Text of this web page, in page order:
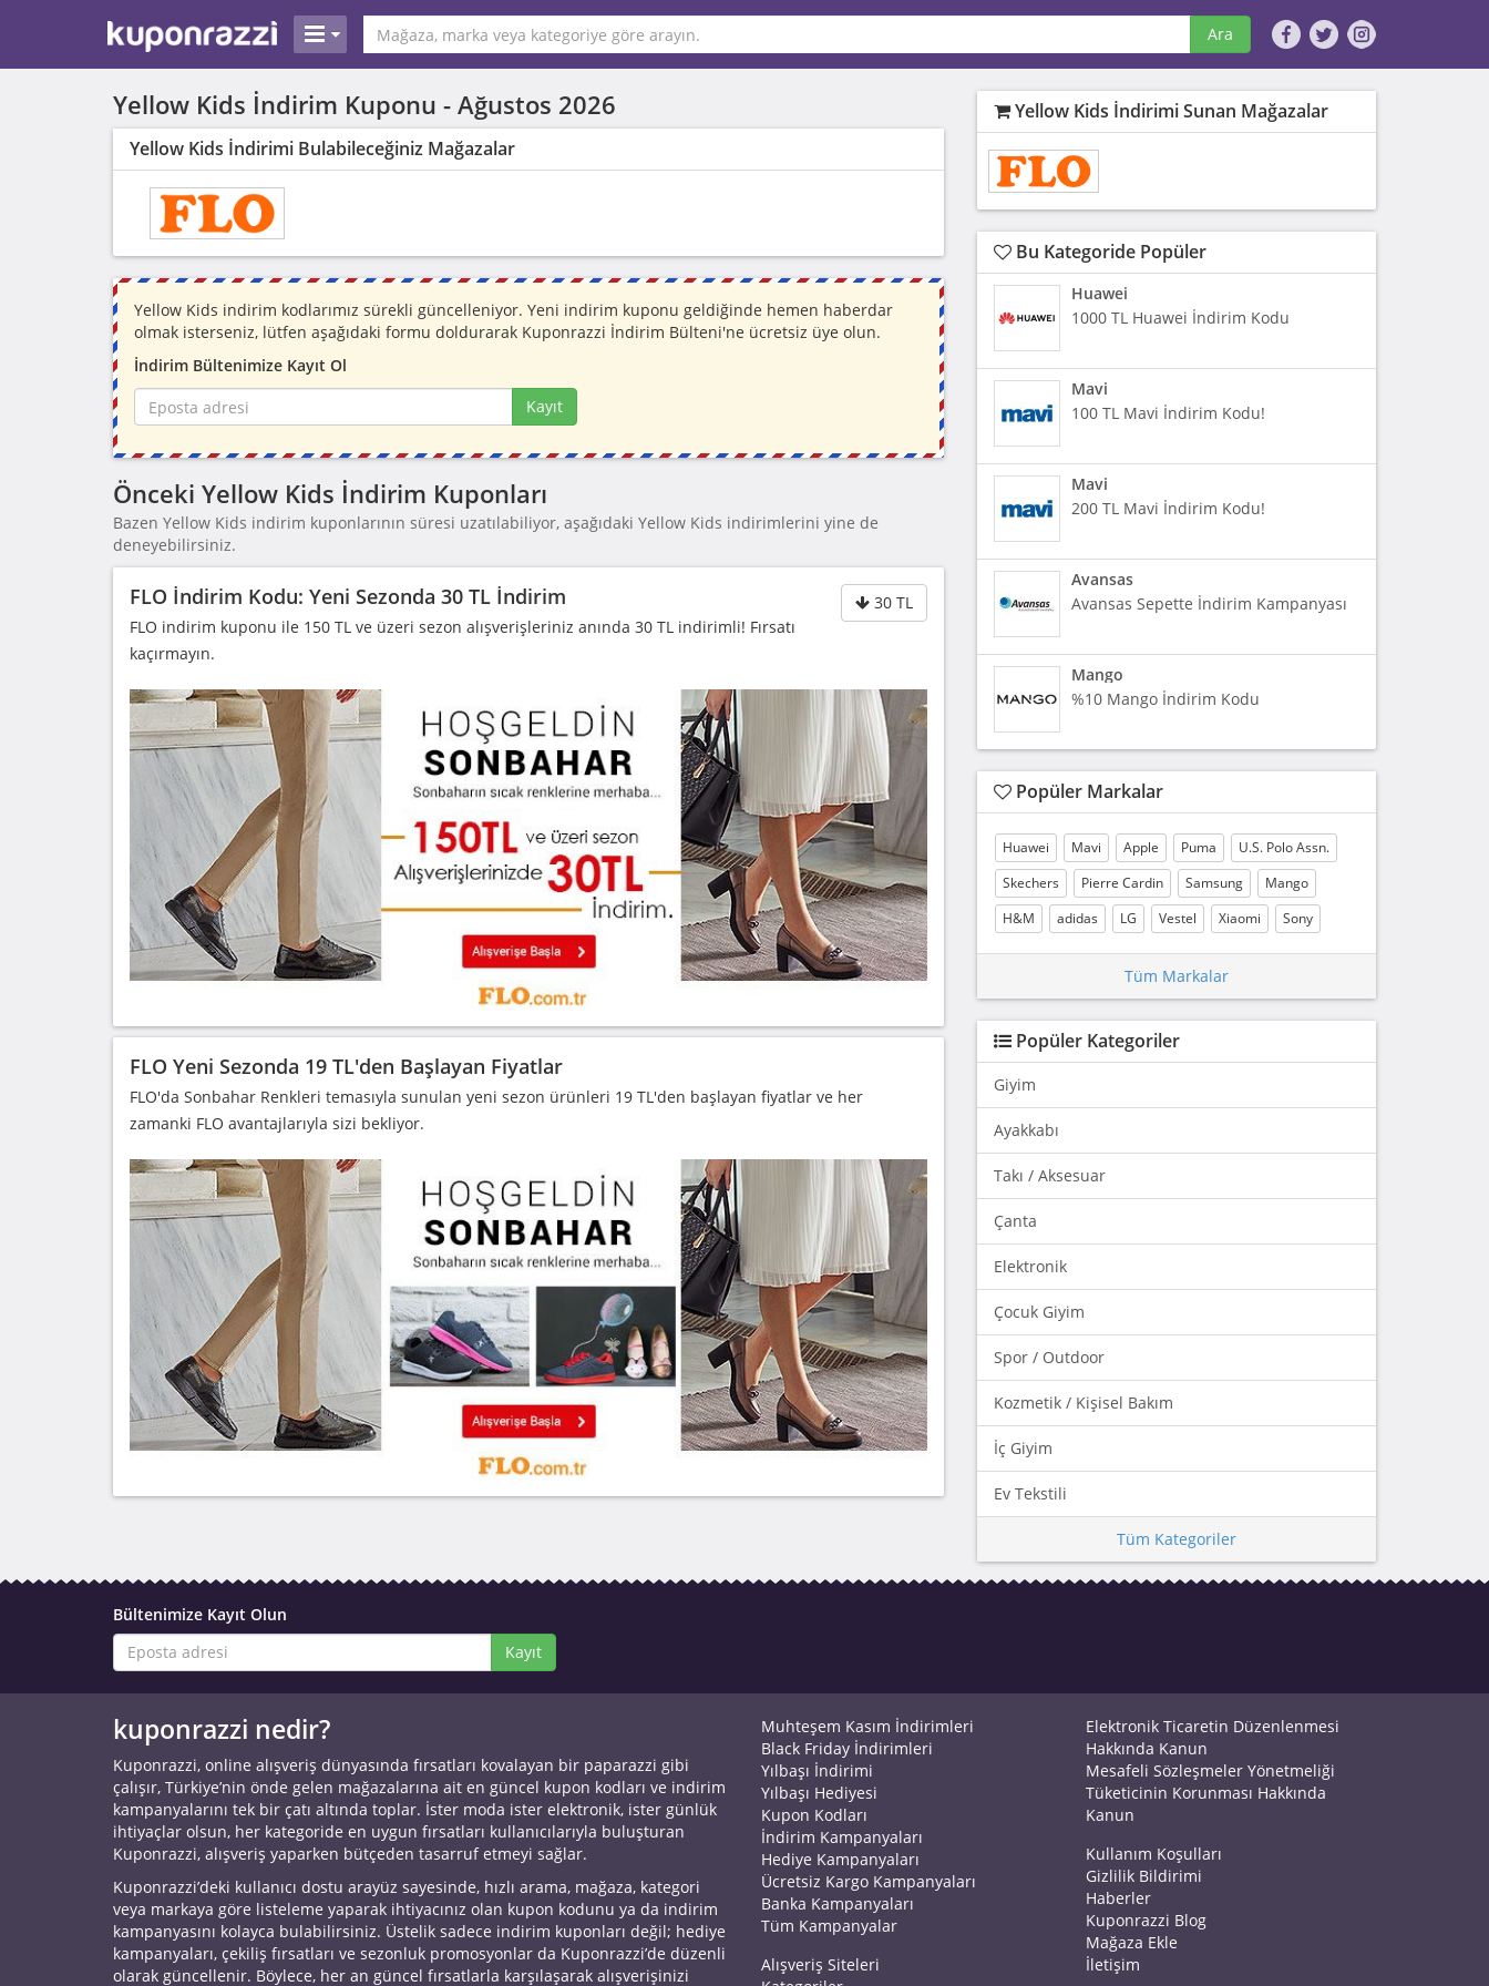
Ara
Yellow Kids İndirim Kuponu - Ağustos 2026
Yellow Kids İndirimi Bulabileceğiniz Mağazalar
Yellow Kids indirim kodlarımız sürekli güncelleniyor. Yeni indirim kuponu geldiğinde hemen haberdar
olmak isterseniz, lütfen aşağıdaki formu doldurarak Kuponrazzi İndirim Bülteni'ne ücretsiz üye olun.
İndirim Bültenimize Kayıt Ol
Kayıt
Önceki Yellow Kids İndirim Kuponları
Bazen Yellow Kids indirim kuponlarının süresi uzatılabiliyor, aşağıdaki Yellow Kids indirimlerini yine de
deneyebilirsiniz.
30 TL
FLO İndirim Kodu: Yeni Sezonda 30 TL İndirim
FLO indirim kuponu ile 150 TL ve üzeri sezon alışverişleriniz anında 30 TL indirimli! Fırsatı
kaçırmayın.
FLO Yeni Sezonda 19 TL'den Başlayan Fiyatlar
FLO'da Sonbahar Renkleri temasıyla sunulan yeni sezon ürünleri 19 TL'den başlayan fiyatlar ve her
zamanki FLO avantajlarıyla sizi bekliyor.
Yellow Kids İndirimi Sunan Mağazalar
Bu Kategoride Popüler
Huawei
1000 TL Huawei İndirim Kodu
Mavi
100 TL Mavi İndirim Kodu!
Mavi
200 TL Mavi İndirim Kodu!
Avansas
Avansas Sepette İndirim Kampanyası
Mango
%10 Mango İndirim Kodu
Popüler Markalar
Huawei Mavi Apple Puma
U.S. Polo Assn.
Skechers
Pierre Cardin Samsung
Mango
H&M
adidas LG Vestel Xiaomi Sony
Tüm Markalar
Popüler Kategoriler
Giyim
Ayakkabı
Takı / Aksesuar
Çanta
Elektronik
Çocuk Giyim
Spor / Outdoor
Kozmetik / Kişisel Bakım
İç Giyim
Ev Tekstili
Tüm Kategoriler
Bültenimize Kayıt Olun
Kayıt
kuponrazzi nedir?
Kuponrazzi, online alışveriş dünyasında fırsatları kovalayan bir paparazzi gibi
çalışır, Türkiye’nin önde gelen mağazalarına ait en güncel kupon kodları ve indirim
kampanyalarını tek bir çatı altında toplar. İster moda ister elektronik, ister günlük
ihtiyaçlar olsun, her kategoride en uygun fırsatları kullanıcılarıyla buluşturan
Kuponrazzi, alışveriş yaparken bütçeden tasarruf etmeyi sağlar.
Kuponrazzi’deki kullanıcı dostu arayüz sayesinde, hızlı arama, mağaza, kategori
veya markaya göre listeleme yaparak ihtiyacınız olan kupon kodunu ya da indirim
kampanyasını kolayca bulabilirsiniz. Üstelik sadece indirim kuponları değil; hediye
kampanyaları, çekiliş fırsatları ve sezonluk promosyonlar da Kuponrazzi’de düzenli
olarak güncellenir. Böylece, her an güncel fırsatlarla karşılaşarak alışverişinizi
Muhteşem Kasım İndirimleri
Black Friday İndirimleri
Yılbaşı İndirimi
Yılbaşı Hediyesi
Kupon Kodları
İndirim Kampanyaları
Hediye Kampanyaları
Ücretsiz Kargo Kampanyaları
Banka Kampanyaları
Tüm Kampanyalar
Alışveriş Siteleri
Elektronik Ticaretin Düzenlenmesi
Hakkında Kanun
Mesafeli Sözleşmeler Yönetmeliği
Tüketicinin Korunması Hakkında
Kanun
Kullanım Koşulları
Gizlilik Bildirimi
Haberler
Kuponrazzi Blog
Mağaza Ekle
İletişim